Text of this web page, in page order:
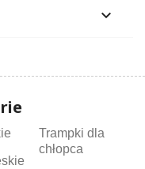

Trampki dla
chłopca